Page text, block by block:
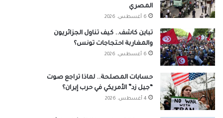
المصري
6 أغسطس، 2026
تباين كاشف.. كيف تناول الجزائريون
والمغاربة احتجاجات تونس؟
6 أغسطس، 2026
حسابات المصلحة.. لماذا تراجع صوت
“جيل زد” الأمريكي في حرب إيران؟
4 أغسطس، 2026